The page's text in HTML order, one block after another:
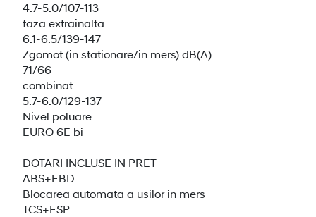
4.7-5.0/107-113
faza extrainalta
6.1-6.5/139-147
Zgomot (in stationare/in mers) dB(A)
71/66
combinat
5.7-6.0/129-137
Nivel poluare
EURO 6E bi
DOTARI INCLUSE IN PRET
ABS+EBD
Blocarea automata a usilor in mers
TCS+ESP